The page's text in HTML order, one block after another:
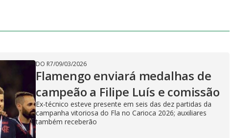
DO R7/09/03/2026
Flamengo enviará medalhas de
campeão a Filipe Luís e comissão
Ex-técnico esteve presente em seis das dez partidas da
campanha vitoriosa do Fla no Carioca 2026; auxiliares
também receberão